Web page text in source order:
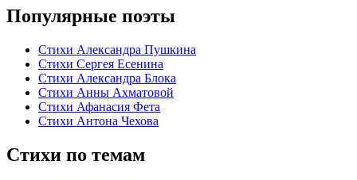
Популярные поэты
Стихи Александра Пушкина
Стихи Сергея Есенина
Стихи Александра Блока
Стихи Анны Ахматовой
Стихи Афанасия Фета
Стихи Антона Чехова
Стихи по темам